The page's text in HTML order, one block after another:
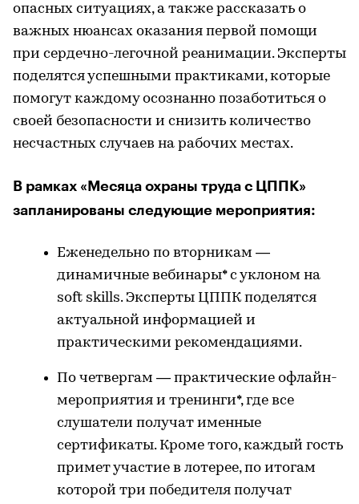
опасных ситуациях, а также рассказать о
важных нюансах оказания первой помощи
при сердечно-легочной реанимации. Эксперты
поделятся успешными практиками, которые
помогут каждому осознанно позаботиться о
своей безопасности и снизить количество
несчастных случаев на рабочих местах.
В рамках «Месяца охраны труда с ЦППК»
запланированы следующие мероприятия:
Еженедельно по вторникам —
динамичные вебинары* с уклоном на
soft skills. Эксперты ЦППК поделятся
актуальной информацией и
практическими рекомендациями.
По четвергам — практические офлайн-
мероприятия и тренинги*, где все
слушатели получат именные
сертификаты. Кроме того, каждый гость
примет участие в лотерее, по итогам
которой три победителя получат